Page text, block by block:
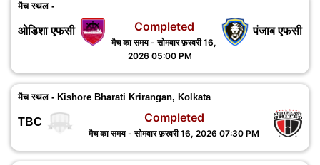
मैच स्थल -
ओडिशा एफसी पंजाब एफसी
Completed
मैच का समय - सोमवार फ़रवरी 16,
2026 05:00 PM
मैच स्थल - Kishore Bharati Krirangan, Kolkata
TBC Completed
मैच का समय - सोमवार फ़रवरी 16, 2026 07:30 PM